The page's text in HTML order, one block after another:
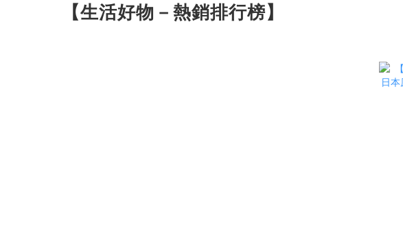
【生活好物－熱銷排行榜】